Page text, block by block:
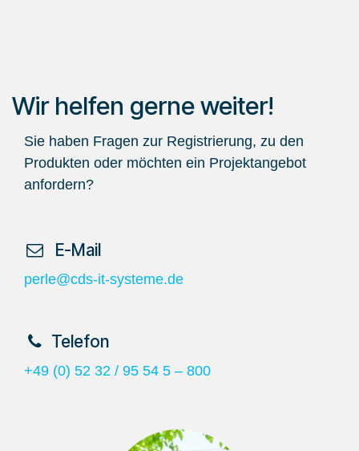
Wir helfen gerne weiter!
Sie haben Fragen zur Registrierung, zu den
Produkten oder möchten ein Projektangebot
anfordern?
​ E-Mail
perle@cds-it-systeme.de
​Telefon
+49 (0) 52 32 / 95 54 5 – 800